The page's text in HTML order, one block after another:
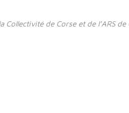
de Corse et de l’ARS